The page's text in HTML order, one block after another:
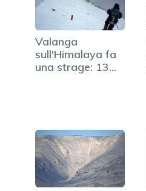
Valanga
sull'Himalaya fa
una strage: 13